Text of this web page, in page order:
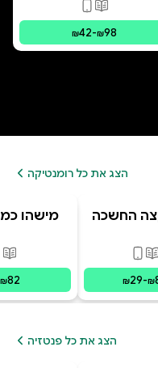
דיגיטליפורמטים זמינים
₪42-₪98
הצג את כל רומנטיקה
החשכה
פורמטים זמינים מודפס,
₪29-₪
מישהו
₪82
הצג את כל פנטזיה